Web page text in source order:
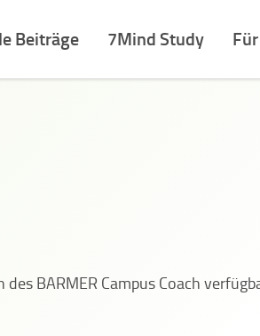
Beiträge 7Mind Study
BARMER Campus Coach